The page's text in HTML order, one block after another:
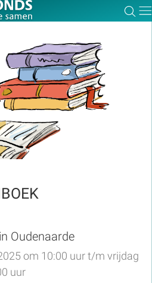
Oudenaarde
om 10:00 uur t/m vrijdag
uur